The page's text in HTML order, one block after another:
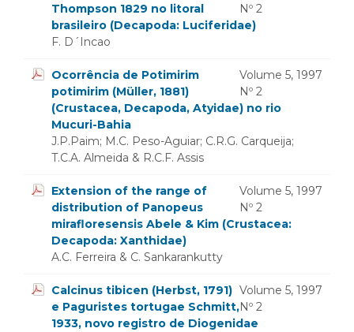
Nº 2
Thompson 1829 no litoral
brasileiro (Decapoda: Luciferidae)
F. D´Incao
Volume 5, 1997
Nº 2
Ocorrência de Potimirim
potimirim (Müller, 1881)
(Crustacea, Decapoda, Atyidae) no rio
Mucuri-Bahia
J.P.Paim; M.C. Peso-Aguiar; C.R.G. Carqueija;
T.C.A. Almeida & R.C.F. Assis
Volume 5, 1997
Nº 2
Extension of the range of
distribution of Panopeus
mirafloresensis Abele & Kim (Crustacea:
Decapoda: Xanthidae)
A.C. Ferreira & C. Sankarankutty
Volume 5, 1997
Nº 2
Calcinus tibicen (Herbst, 1791)
e Paguristes tortugae Schmitt,
1933, novo registro de Diogenidae